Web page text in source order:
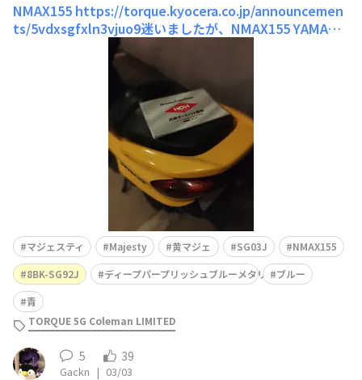
NMAX155 https://torque.kyocera.co.jp/announcemen
ts/5vdxsgfxln3vjuo9迷いましたが、NMAX155 YAMAHA
ブルーを買うことにしました。PCXかNMAXか、125か15
5か、マッドグレーかライトグレーかヤマハブルーか。値
引きは気持ちだけ、下取り額ゼ
マジェスティ Majesty 黄マジェ SG03J
NMAX155
8BK-SG92J
ディープパープリッシュブルーメタリックC
ブルー
青
TORQUE 5G Coleman LIMITED
5 39
Gackn | 03/03